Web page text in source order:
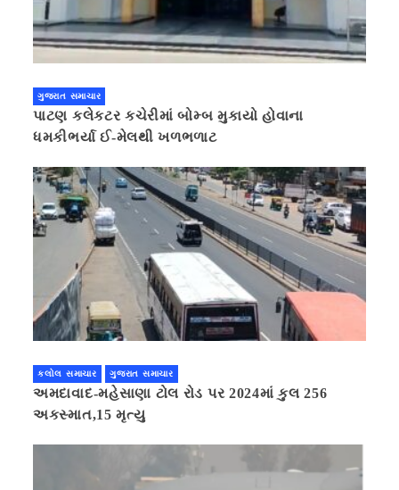
ગુજરાત સમાચાર
પાટણ કલેકટર કચેરીમાં બોમ્બ મુકાયો હોવાના
ધમકીભર્યા ઈ-મેલથી ખળભળાટ
કલોલ સમાચાર ગુજરાત સમાચાર
અમદાવાદ-મહેસાણા ટોલ રોડ પર 2024માં કુલ 256
અકસ્માત,15 મૃત્યુ